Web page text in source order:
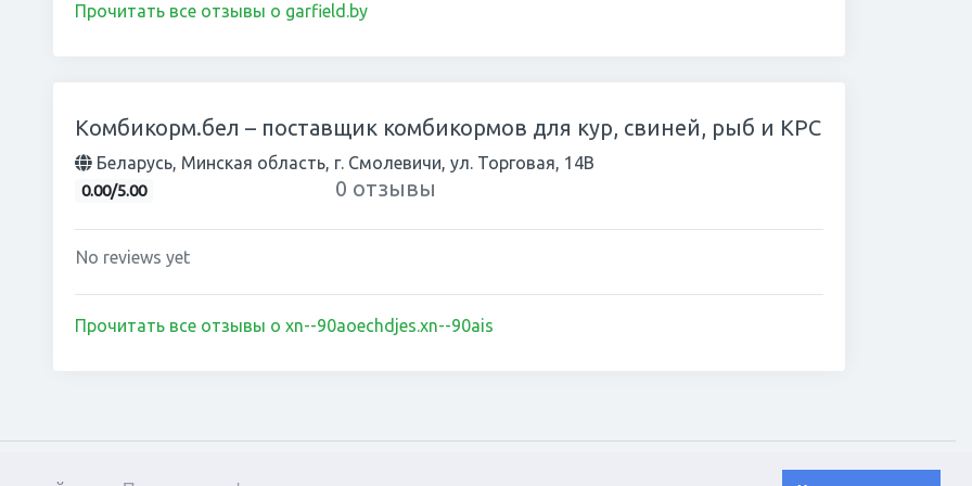
Прочитать все отзывы о garfield.by
Комбикорм.бел – поставщик комбикормов для кур, свиней, рыб и КРС
Беларусь, Минская область, г. Смолевичи, ул. Торговая, 14В
0.00/5.00 0 отзывы
No reviews yet
Прочитать все отзывы о xn--90aoechdjes.xn--90ais
Пользовательское соглашение|Политика